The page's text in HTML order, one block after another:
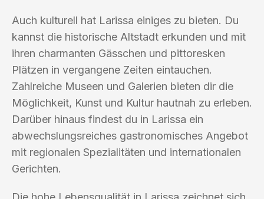
Auch kulturell hat Larissa einiges zu bieten. Du
kannst die historische Altstadt erkunden und mit
ihren charmanten Gässchen und pittoresken
Plätzen in vergangene Zeiten eintauchen.
Zahlreiche Museen und Galerien bieten dir die
Möglichkeit, Kunst und Kultur hautnah zu erleben.
Darüber hinaus findest du in Larissa ein
abwechslungsreiches gastronomisches Angebot
mit regionalen Spezialitäten und internationalen
Gerichten.